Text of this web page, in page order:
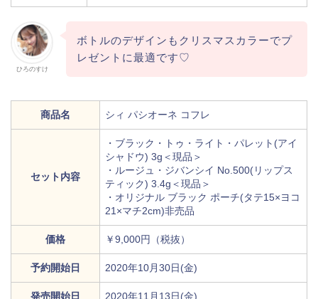
ひろのすけ
ボトルのデザインもクリスマスカラーでプ
レゼントに最適です♡
商品名 シィ パシオーネ コフレ
セット内容
・ブラック・トゥ・ライト・パレット(アイ
シャドウ) 3g＜現品＞
・ルージュ・ジバンシイ No.500(リップス
ティック) 3.4g＜現品＞
・オリジナル ブラック ポーチ(タテ15×ヨコ
21×マチ2cm)非売品
価格 ￥9,000円（税抜）
予約開始日 2020年10月30日(金)
発売開始日 2020年11月13日(金)